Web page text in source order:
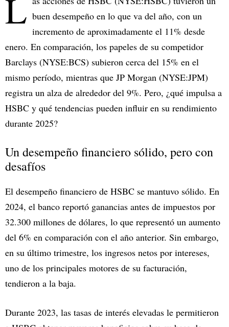
L buen desempeño en lo que va del año, con un
incremento de aproximadamente el 11% desde
enero. En comparación, los papeles de su competidor
Barclays (NYSE:BCS) subieron cerca del 15% en el
mismo período, mientras que JP Morgan (NYSE:JPM)
registra un alza de alrededor del 9%. Pero, ¿qué impulsa a
HSBC y qué tendencias pueden influir en su rendimiento
durante 2025?
Un desempeño financiero sólido, pero con
desafíos
El desempeño financiero de HSBC se mantuvo sólido. En
2024, el banco reportó ganancias antes de impuestos por
32.300 millones de dólares, lo que representó un aumento
del 6% en comparación con el año anterior. Sin embargo,
en su último trimestre, los ingresos netos por intereses,
uno de los principales motores de su facturación,
tendieron a la baja.
Durante 2023, las tasas de interés elevadas le permitieron